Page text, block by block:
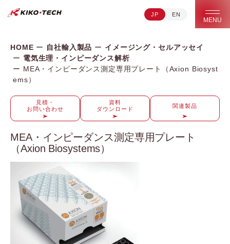
キコーテック株式会社 | ライフサイエンス研究への貢献
JP EN
MENU
HOME 自社輸入製品
イメージング・セルアッセイ
電気生理・インピーダンス解析
MEA・インピーダンス測定専用プレート（Axion Biosyst
ems）
見積・
お問い合わせ
資料
ダウンロード
関連製品
MEA・インピーダンス測定専用プレート
（Axion Biosystems）